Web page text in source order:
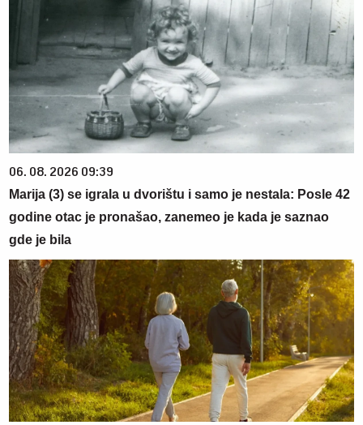
06. 08. 2026 09:39
Marija (3) se igrala u dvorištu i samo je nestala: Posle 42
godine otac je pronašao, zanemeo je kada je saznao
gde je bila